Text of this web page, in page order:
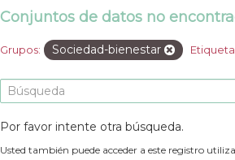
Conjuntos de datos no
Grupos: Sociedad-bienestar
Por favor intente otra búsqueda.
Usted también puede acceder a este registro